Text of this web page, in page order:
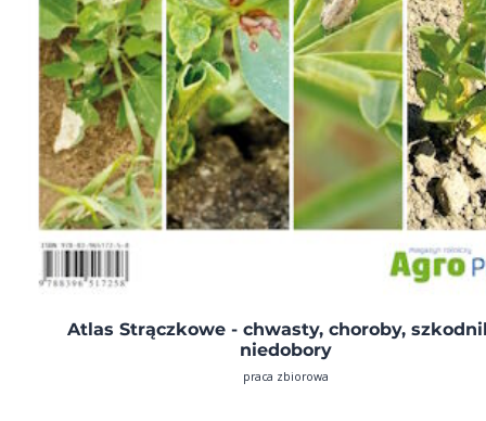
Atlas Strączkowe - chwasty, choroby,
niedobory
praca zbiorowa